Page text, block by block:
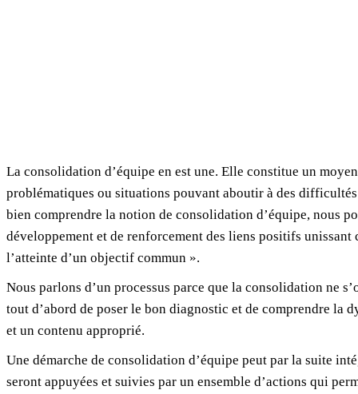
La consolidation d’équipe en est une. Elle constitue un
problématiques ou situations pouvant aboutir à des
bien comprendre la notion de consolidation d’équipe, nous
développement et de renforcement des liens positifs
l’atteinte d’un objectif commun ».
Nous parlons d’un processus parce que la consolidation ne
tout d’abord de poser le bon diagnostic et de comprendre la
et un contenu approprié.
Une démarche de consolidation d’équipe peut par la suite
seront appuyées et suivies par un ensemble d’actions qui